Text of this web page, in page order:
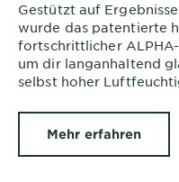
Gestützt auf
wurde das patentierte
fortschrittlicher
um dir langanhaltend
selbst hoher
Mehr erfahren